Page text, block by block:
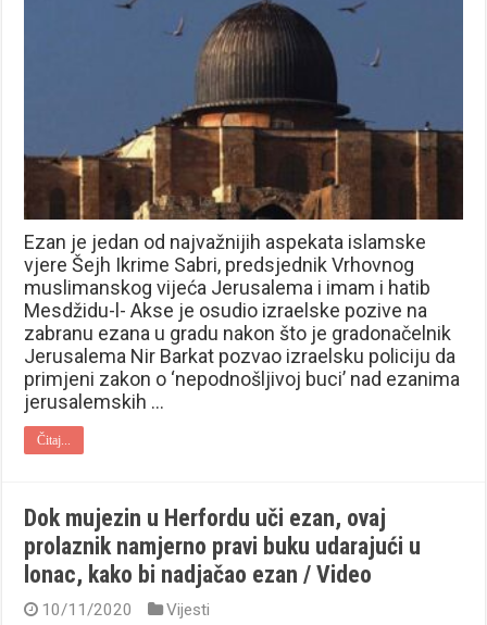
Ezan je jedan od najvažnijih aspekata islamske
vjere Šejh Ikrime Sabri, predsjednik Vrhovnog
muslimanskog vijeća Jerusalema i imam i hatib
Mesdžidu-l- Akse je osudio izraelske pozive na
zabranu ezana u gradu nakon što je gradonačelnik
Jerusalema Nir Barkat pozvao izraelsku policiju da
primjeni zakon o ‘nepodnošljivoj buci’ nad ezanima
jerusalemskih …
Čitaj...
Dok mujezin u Herfordu uči ezan, ovaj
prolaznik namjerno pravi buku udarajući u
lonac, kako bi nadjačao ezan / Video
10/11/2020 Vijesti